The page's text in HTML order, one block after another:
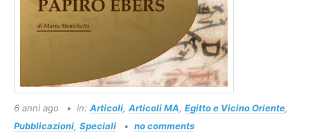
6 anni ago in: Articoli, Articoli MA, Egitto e Vicino Oriente,
Pubblicazioni, Speciali no comments